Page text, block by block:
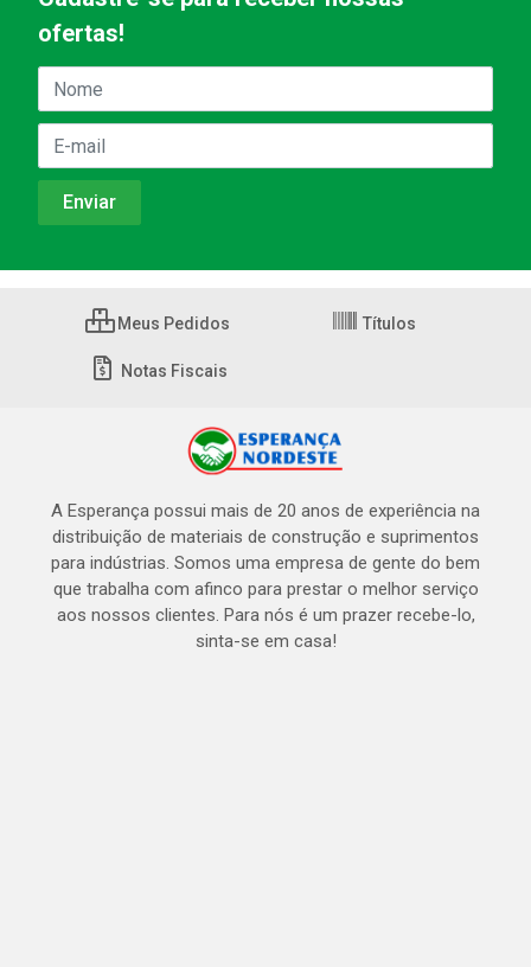
ofertas!
Meus Pedidos Títulos
Notas Fiscais
A Esperança possui mais de 20 anos de experiência na
distribuição de materiais de construção e suprimentos
para indústrias. Somos uma empresa de gente do bem
que trabalha com afinco para prestar o melhor serviço
aos nossos clientes. Para nós é um prazer recebe-lo,
sinta-se em casa!